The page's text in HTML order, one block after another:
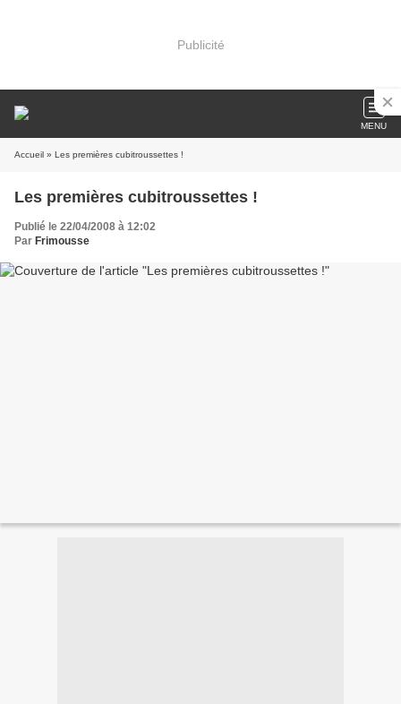
Publicité
MENU
Accueil » Les premières cubitroussettes !
Les premières cubitroussettes !
Publié le 22/04/2008 à 12:02
Par Frimousse